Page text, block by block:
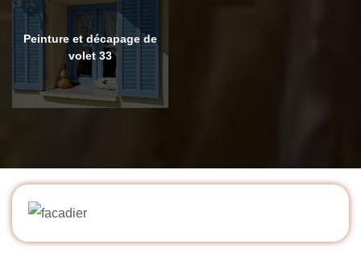
Peinture et décapage de
volet 33